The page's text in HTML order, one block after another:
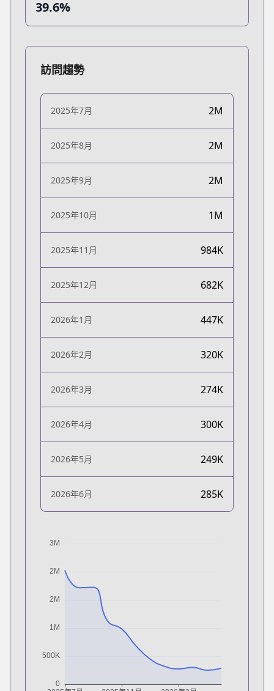
39.6%
訪問趨勢
2025年7月 2M
2025年8月 2M
2025年9月 2M
2025年10月 1M
2025年11月 984K
2025年12月 682K
2026年1月 447K
2026年2月 320K
2026年3月 274K
2026年4月 300K
2026年5月 249K
2026年6月 285K